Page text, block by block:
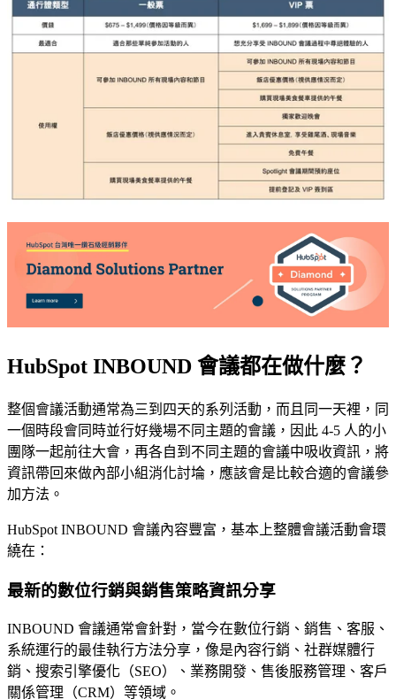
HubSpot INBOUND 會議都在做什麼？
整個會議活動通常為三到四天的系列活動，而且同一天裡，同
一個時段會同時並行好幾場不同主題的會議，因此 4-5 人的小
團隊一起前往大會，再各自到不同主題的會議中吸收資訊，將
資訊帶回來做內部小組消化討埨，應該會是比較合適的會議參
加方法。
HubSpot INBOUND 會議內容豐富，基本上整體會議活動會環
繞在：
最新的數位行銷與銷售策略資訊分享
INBOUND 會議通常會針對，當今在數位行銷、銷售、客服、
系統運行的最佳執行方法分享，像是內容行銷、社群媒體行
銷、搜索引擎優化（SEO）、業務開發、售後服務管理、客戶
關係管理（CRM）等領域。